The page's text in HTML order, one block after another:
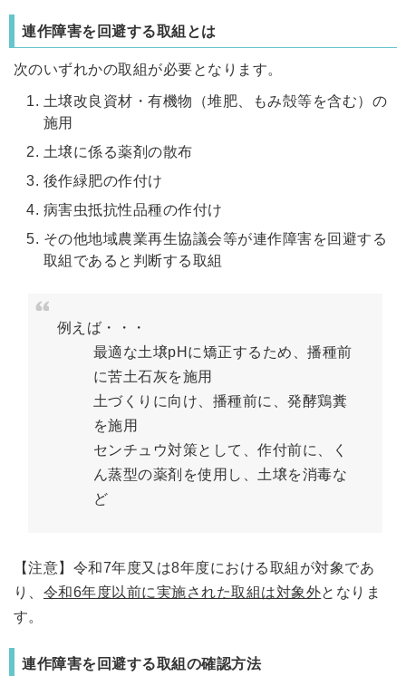
連作障害を回避する取組とは
次のいずれかの取組が必要となります。
土壌改良資材・有機物（堆肥、もみ殻等を含む）の
施用
土壌に係る薬剤の散布
後作緑肥の作付け
病害虫抵抗性品種の作付け
その他地域農業再生協議会等が連作障害を回避する
取組であると判断する取組
例えば・・・
最適な土壌pHに矯正するため、播種前
に苦土石灰を施用
土づくりに向け、播種前に、発酵鶏糞
を施用
センチュウ対策として、作付前に、く
ん蒸型の薬剤を使用し、土壌を消毒な
ど
【注意】 令和7年度又は8年度における取組が対象であ
り、 令和6年度以前に実施された取組は対象外となりま
す。
連作障害を回避する取組の確認方法